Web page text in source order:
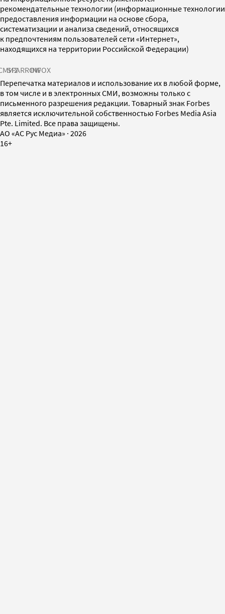
рекомендательные технологии (информационные технологии
предоставления информации на основе сбора,
систематизации и анализа сведений, относящихся
к предпочтениям пользователей сети «Интернет»,
находящихся на территории Российской Федерации)
SPARROWINFOX
Перепечатка материалов и использование их в любой форме,
в том числе и в электронных СМИ, возможны только с
письменного разрешения редакции. Товарный знак Forbes
является исключительной собственностью Forbes Media Asia
Pte. Limited. Все права защищены.
AO «АС Рус Медиа» · 2026
16+